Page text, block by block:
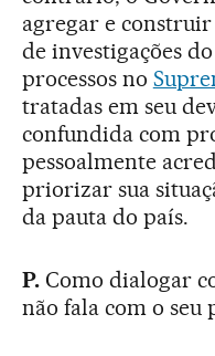
agregar e construir
de investigações
processos no
tratadas em seu
confundida com
pessoalmente
priorizar sua
da pauta do país.
P.Como dialogar
não fala com o seu